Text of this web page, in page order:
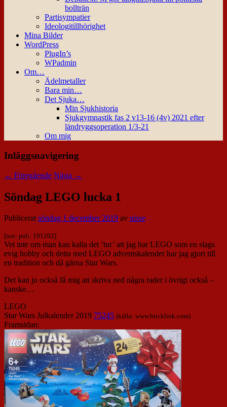
bollträn
Partisympatier
Ideologitillhörighet
Mina Bilder
WordPress
PlugIn’s
WPadmin
Om…
Ädelmetaller
Bara min…
Det Sjuka…
Min Sjukhistoria
Sjukgymnastik fas 2 v13-16 (4v) 2021 efter
ländryggsoperation 1/3-21
Om mig
Inläggsnavigering
← Föregående Nästa →
Söndag LEGO lucka 1
Publiceratsöndag 1 december 2019 av nisse
[not: pub: 191202]
Vet inte om man kan kalla det ’tur’ att jag har LEGO som en slags
evig hobby och detta med LEGO adventskalender har jag gjort till
en tradition och då gärna Star Wars.
Det kan ju också få mig att skriva ned några rader i övrigt också –
kanske…
LEGO
Star Wars Julkalender 2019 75245 (källa: www.bricklink.com)
Framsidan: